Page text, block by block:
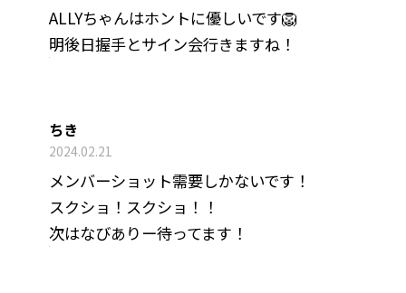
ALLYちゃんはホントに優しいです🦁
明後日握手とサイン会行きますね！
ちき
2024.02.21
メンバーショット需要しかないです！
スクショ！スクショ！！
次はなびありー待ってます！